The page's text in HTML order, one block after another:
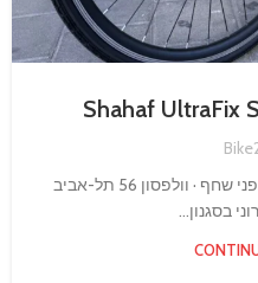
Shahaf UltraFix
UltraFix Single Speed 700C אופני שחף · וולפסון 56 תל-אביב
בסגנון...